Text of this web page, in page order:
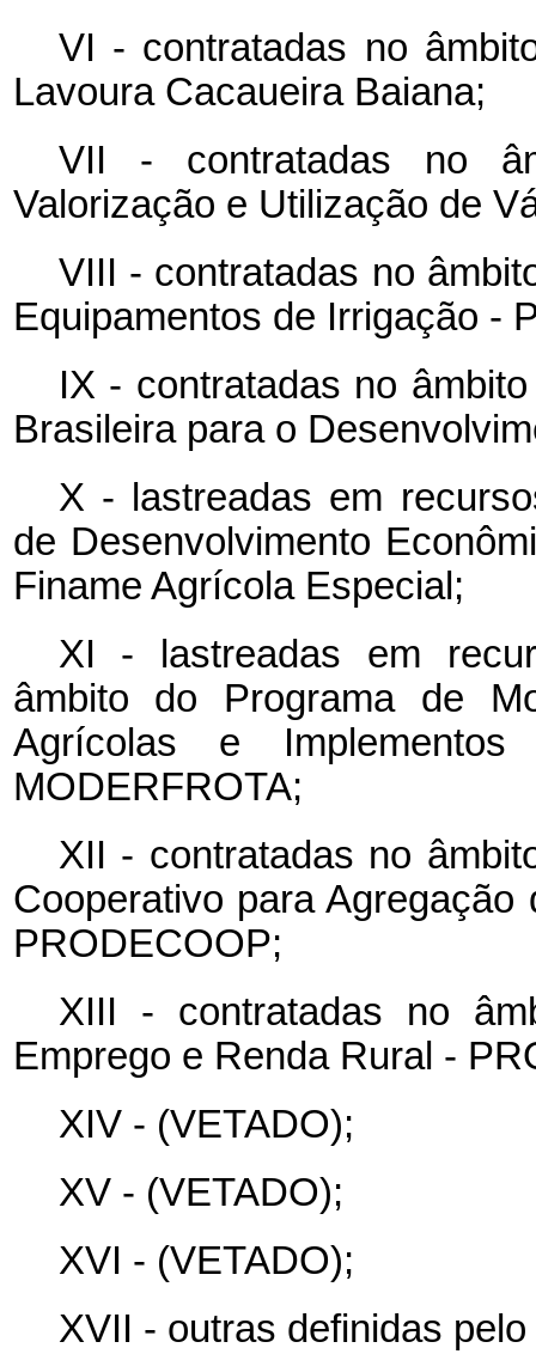
VI - contratadas no
Lavoura Cacaueira Baiana;
VII - contratadas no
Valorização e Utilização de
VIII - contratadas no
Equipamentos de Irrigação -
IX - contratadas no
Brasileira para o
X - lastreadas em
de Desenvolvimento
Finame Agrícola Especial;
XI - lastreadas em
âmbito do Programa de
Agrícolas e
MODERFROTA;
XII - contratadas no
Cooperativo para
PRODECOOP;
XIII - contratadas no
Emprego e Renda Rural -
XIV - (VETADO);
XV - (VETADO);
XVI - (VETADO);
XVII - outras definidas